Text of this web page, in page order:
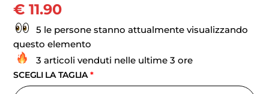
€ 11.90
5 le persone stanno attualmente visualizzando
questo elemento
3 articoli venduti nelle ultime 3 ore
SCEGLI LA TAGLIA*